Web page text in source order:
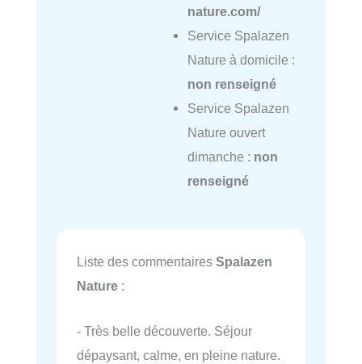
nature.com/
Service Spalazen
Nature à domicile :
non renseigné
Service Spalazen
Nature ouvert
dimanche : non
renseigné
Liste des commentaires Spalazen
Nature :
- Très belle découverte. Séjour
dépaysant, calme, en pleine nature.